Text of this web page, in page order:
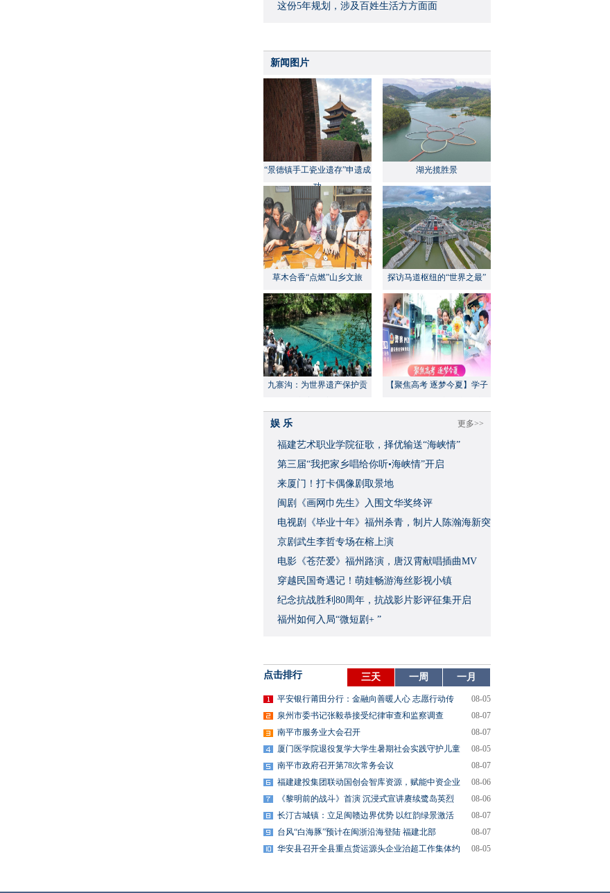
这份5年规划，涉及百姓生活方方面面
新闻图片
“景德镇手工瓷业遗存”申遗成
功
湖光揽胜景
草木合香“点燃”山乡文旅 探访马道枢纽的“世界之最”
九寨沟：为世界遗产保护贡
【聚焦高考 逐梦今夏】学子
更多>>
娱 乐
福建艺术职业学院征歌，择优输送“海峡情”
​第三届“我把家乡唱给你听•海峡情”开启
来厦门！打卡偶像剧取景地
闽剧《画网巾先生》入围文华奖终评
​电视剧《毕业十年》福州杀青，制片人陈瀚海新突
破
京剧武生李哲专场在榕上演
​电影《苍茫爱》福州路演，唐汉霄献唱插曲MV
穿越民国奇遇记！萌娃畅游海丝影视小镇
​纪念抗战胜利80周年，抗战影片影评征集开启
福州如何入局“微短剧+ ”
点击排行 三天 一周 一月
平安银行莆田分行：金融向善暖人心 志愿行动传
08-05
泉州市委书记张毅恭接受纪律审查和监察调查
08-07
南平市服务业大会召开
08-07
厦门医学院退役复学大学生暑期社会实践守护儿童
08-05
南平市政府召开第78次常务会议
08-07
福建建投集团联动国创会智库资源，赋能中资企业
08-06
《黎明前的战斗》首演 沉浸式宣讲赓续鹭岛英烈
08-06
长汀古城镇：立足闽赣边界优势 以红韵绿景激活
08-07
台风“白海豚”预计在闽浙沿海登陆 福建北部
08-07
华安县召开全县重点货运源头企业治超工作集体约
08-05